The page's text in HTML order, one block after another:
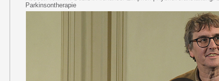
Parkinsontherapie